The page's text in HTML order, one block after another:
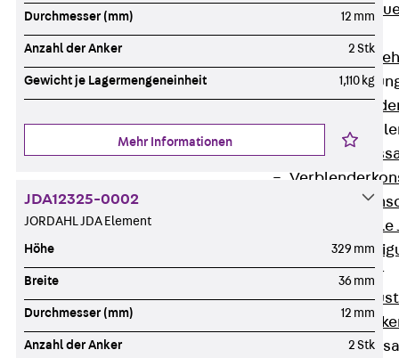
Zurück
GRIPRIP®
Zurück
Winkelkonsole
Brüstungsanker
Zurück
Durchmesser (mm) 12 mm
Anzahl der Anker 2 Stk
Gewicht je Lagermengeneinheit 1,110 kg
Mehr Informationen
JDA12325-0002
JORDAHL JDA Element
Höhe 329 mm
Breite 36 mm
Durchmesser (mm) 12 mm
Anzahl der Anker 2 Stk